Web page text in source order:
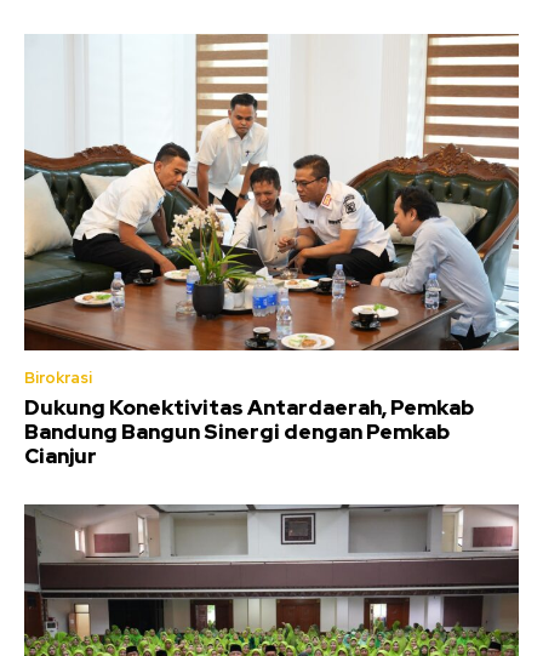
Birokrasi
Dukung Konektivitas Antardaerah, Pemkab
Bandung Bangun Sinergi dengan Pemkab
Cianjur